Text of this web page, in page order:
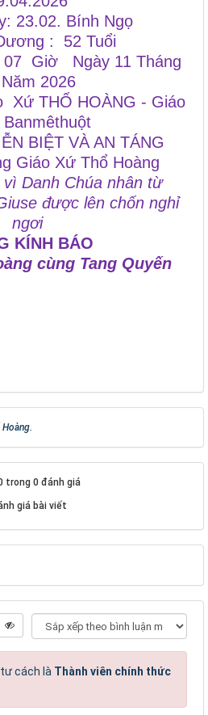
23.02. Bính Ngọ
: 52 Tuổi
07 Giờ Ngày 11 Tháng
2026
Xứ THỔ HOÀNG - Giáo
Banmêthuột
BIỆT VÀ AN TÁNG
Giáo Xứ Thổ Hoàng
vì Danh Chúa nhân từ
được lên chốn nghỉ
ngơi
KÍNH BÁO
cùng Tang Quyến
trong 0 đánh giá
giá bài viết
cách là Thành viên chính thức